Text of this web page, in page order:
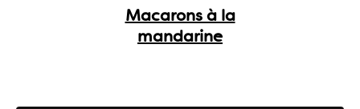
Macarons à la
mandarine